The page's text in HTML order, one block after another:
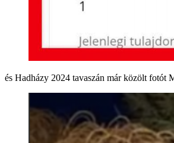
és Hadházy 2024 tavaszán már közölt fotót